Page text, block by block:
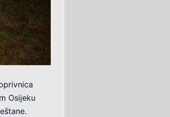
Osijeku